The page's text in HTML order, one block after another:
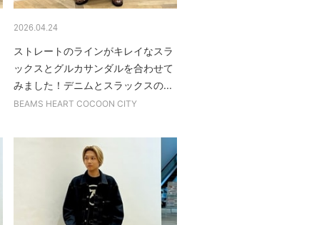
2026.04.24
ストレートのラインがキレイなスラ
ックスとグルカサンダルを合わせて
みました！デニムとスラックスの...
BEAMS HEART COCOON CITY